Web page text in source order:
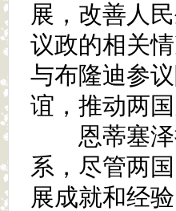
展，改善人
议政的相关
与布隆迪参
谊，推动两
恩蒂塞泽
系，尽管两
展成就和经